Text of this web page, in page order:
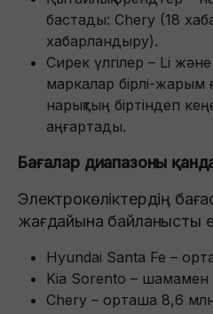
бастады: Chery (18
хабарландыру).
Сирек үлгілер – Li
маркалар бірлі-жарым
нарықтың біртіндеп
аңғартады.
Бағалар диапазоны
Электрокөліктердің
жағдайына байланысты
Hyundai Santa Fe –
Kia Sorento – шамамен
Chery – орташа 8,6